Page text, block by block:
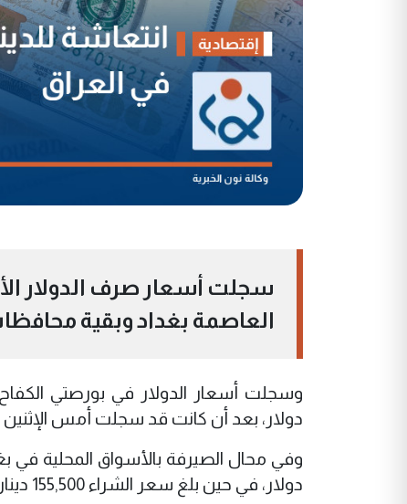
سجلت أسعار صرف الدولار
العاصمة بغداد وبقية
دولار، بعد أن كانت قد سجلت أمس الإثنين 156,750 ديناراً.
دولار، في حين بلغ سعر الشراء 155,500 دينار.